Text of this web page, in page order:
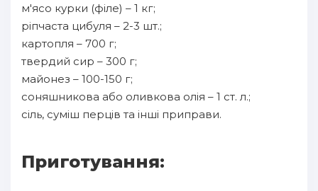
м'ясо курки (філе) – 1 кг;
ріпчаста цибуля – 2-3 шт.;
картопля – 700 г;
твердий сир – 300 г;
майонез – 100-150 г;
соняшникова або оливкова олія – 1 ст. л.;
сіль, суміш перців та інші приправи.
Приготування: